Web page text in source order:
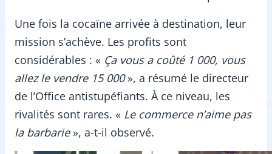
Une fois la cocaïne arrivée à destination, leur
mission s’achève. Les profits sont
considérables : « Ça vous a coûté 1 000, vous
allez le vendre 15 000», a résumé le directeur
de l’Office antistupéfiants. À ce niveau, les
rivalités sont rares. « Le commerce n’aime pas
la barbarie », a-t-il observé.